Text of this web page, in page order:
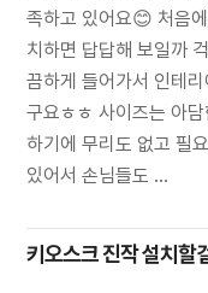
족하고 있어요😊 처음
치하면 답답해 보일까
끔하게 들어가서 인테
구요ㅎㅎ 사이즈는 아
하기에 무리도 없고 필
있어서 손님들도 ...
키오스크 진작 설치할